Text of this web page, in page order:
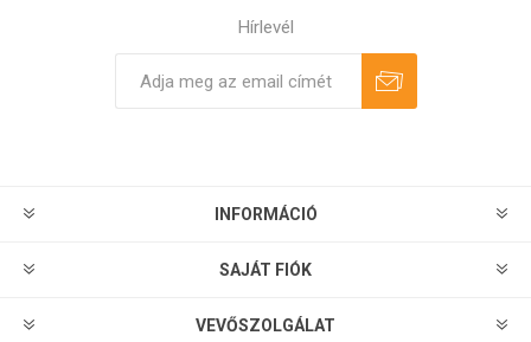
Hírlevél
INFORMÁCIÓ
SAJÁT FIÓK
VEVŐSZOLGÁLAT